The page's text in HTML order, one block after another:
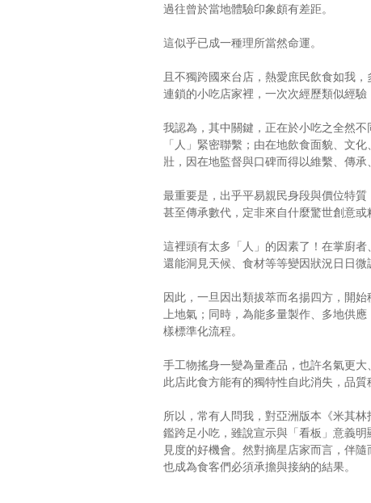
過往曾於當地體驗印象頗有差距。
這似乎已成一種理所當然命運。
且不獨跨國來台店，熱愛庶民飲食如我
連鎖的小吃店家裡，一次次經歷類似經
我認為，其中關鍵，正在於小吃之全然
「人」緊密聯繫；由在地飲食面貌、文
壯，因在地監督與口碑而得以維繫、傳承
最重要是，出乎平易親民身段與價位特
甚至傳承數代，定非來自什麼驚世創意
這裡頭有太多「人」的因素了！在掌廚
還能洞見天候、食材等等變因狀況日日
因此，一旦因出類拔萃而名揚四方，開
上地氣；同時，為能多量製作、多地供
樣標準化流程。
手工物搖身一變為量產品，也許名氣更
此店此食方能有的獨特性自此消失，品質
所以，常有人問我，對亞洲版本《米其
鑑跨足小吃，雖說宣示與「看板」意義
見度的好機會。然對摘星店家而言，伴
也成為食客們必須承擔與接納的結果。